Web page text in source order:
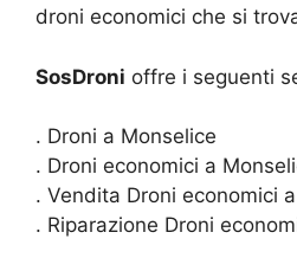
droni economici che si
SosDroni offre i seguenti
. Droni a Monselice
. Droni economici a
. Vendita Droni economici
. Riparazione Droni